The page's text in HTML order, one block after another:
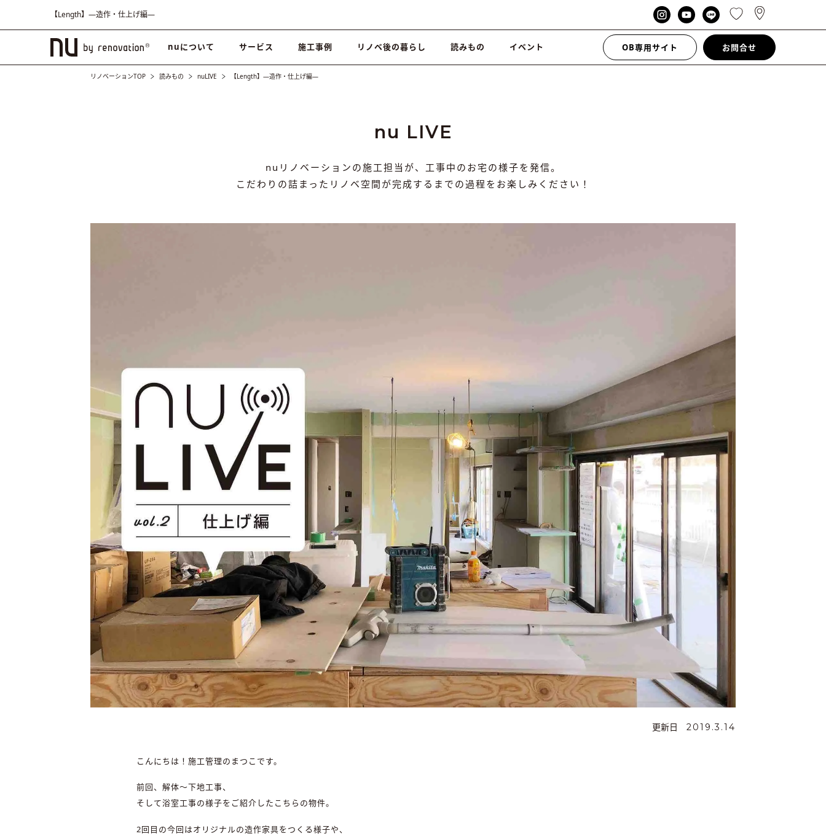
【Length】―造作・仕上げ編―
nuについて サービス 施工事例 リノベ後の暮らし 読みもの イベント OB専用サイト お問合せ
リノベーションTOP 読みもの nuLIVE 【Length】―造作・仕上げ編―
nu LIVE
nuリノベーションの施工担当が、工事中のお宅の様子を発信。
こだわりの詰まったリノベ空間が完成するまでの過程をお楽しみください！
更新日 2019.3.14
こんにちは！施工管理のまつこです。
前回、解体～下地工事、
そして浴室工事の様子をご紹介したこちらの物件。
2回目の今回はオリジナルの造作家具をつくる様子や、